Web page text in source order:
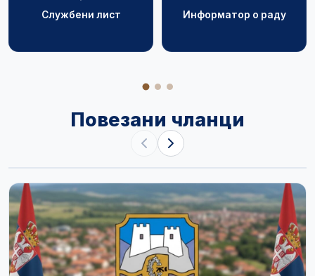
Службени лист Информатор о раду
Повезани чланци